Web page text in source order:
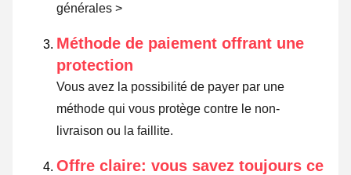
générales >
Méthode de paiement offrant une
protection
Vous avez la possibilité de payer par une
méthode qui vous protège contre le non-
livraison ou la faillite.
Offre claire: vous savez toujours ce